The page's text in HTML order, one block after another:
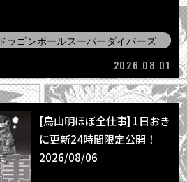
ドラゴンボールスーパーダイバーズ
2026.08.01
[鳥山明ほぼ全仕事] 1日おき
に更新24時間限定公開！
2026/08/06